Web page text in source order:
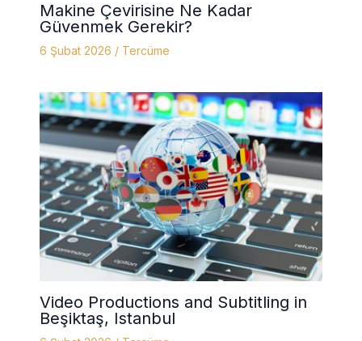
Makine Çevirisine Ne Kadar
Güvenmek Gerekir?
6 Şubat 2026 / Tercüme
Video Productions and Subtitling in
Beşiktaş, Istanbul